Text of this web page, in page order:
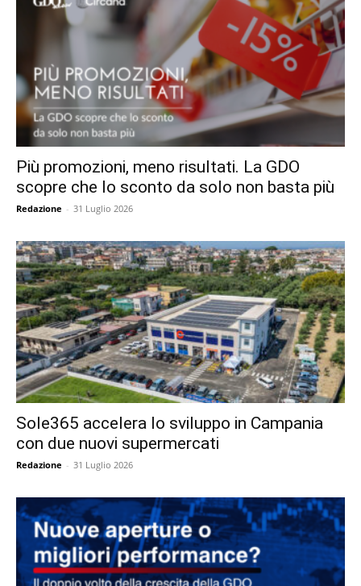
Più promozioni, meno risultati. La GDO
scopre che lo sconto da solo non basta più
Redazione - 31 Luglio 2026
Sole365 accelera lo sviluppo in Campania
con due nuovi supermercati
Redazione - 31 Luglio 2026